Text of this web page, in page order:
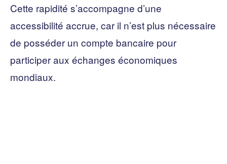
Cette rapidité s’accompagne d’une
accessibilité accrue, car il n’est plus nécessaire
de posséder un compte bancaire pour
participer aux échanges économiques
mondiaux.